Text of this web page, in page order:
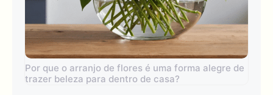
Por que o arranjo de flores é uma forma alegre de
trazer beleza para dentro de casa?